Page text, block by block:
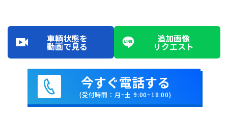
車輌状態を
動画で見る
追加画像
リクエスト
今すぐ電話する
(受付時間：月~土 9:00~18:00)